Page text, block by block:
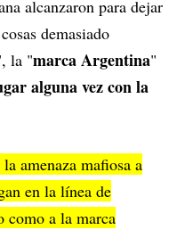
alcanzaron para dejar
demasiado
la "marca Argentina"
alguna vez con la
amenaza mafiosa a
en la línea de
como a la marca